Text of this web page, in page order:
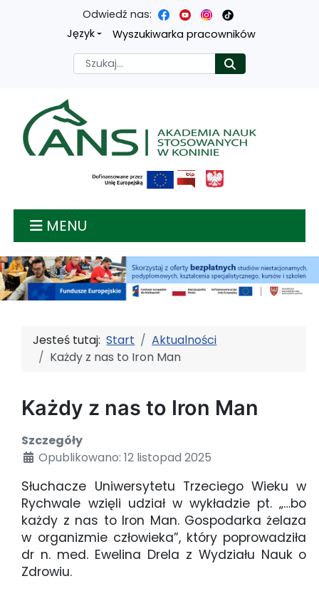
Przejdź
treści
głównej
Przejdź
menu
nawigacyjnego
Przejdź
wyszukiwarki
Przejdź
mapy
strony
Odwiedź nas:
Język
Wyszukiwarka pracowników
Szukaj
Akademia nauk
MENU
Jesteś tutaj:Start
Aktualności
Każdy z nas to Iron Man
Każdy z nas to Iron Man
Szczegóły
Opublikowano: 12 listopad 2025
Słuchacze Uniwersytetu Trzeciego Wieku w
Rychwale wzięli udział w wykładzie pt. „…bo
każdy z nas to Iron Man. Gospodarka żelaza
w organizmie człowieka”, który poprowadziła
dr n. med. Ewelina Drela z Wydziału Nauk o
Zdrowiu.